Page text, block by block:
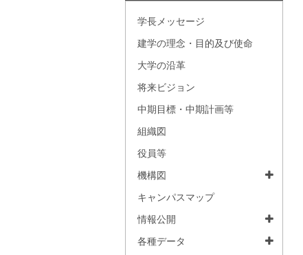
学長メッセージ
建学の理念・目的及び使命
大学の沿革
将来ビジョン
中期目標・中期計画等
組織図
役員等
機構図
キャンパスマップ
情報公開
各種データ